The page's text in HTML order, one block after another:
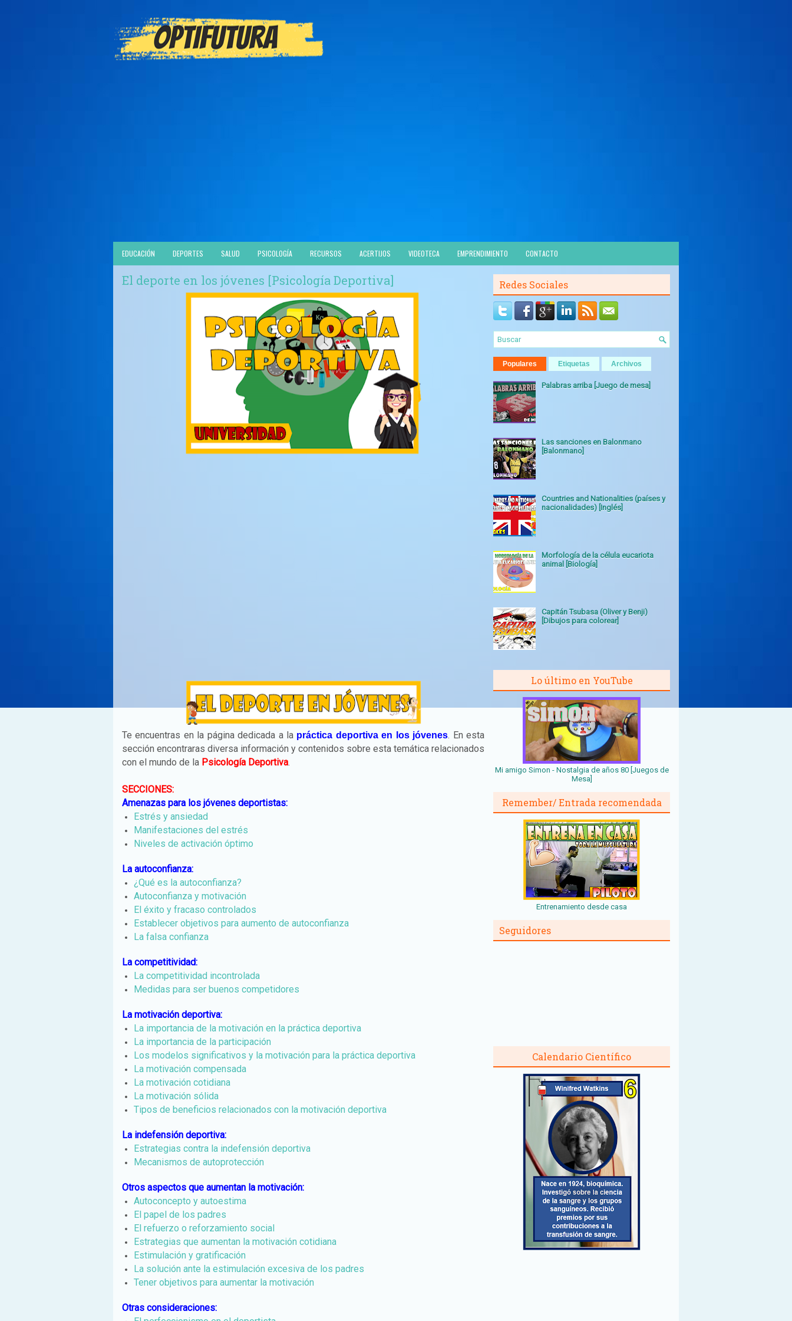
EDUCACIÓN DEPORTES SALUD PSICOLOGÍA RECURSOS ACERTIJOS VIDEOTECA EMPRENDIMIENTO CONTACTO
El deporte en los jóvenes [Psicología Deportiva]
Te encuentras en la página dedicada a la práctica deportiva en los jóvenes. En esta
sección encontraras diversa información y contenidos sobre esta temática relacionados
con el mundo de la Psicología Deportiva.
SECCIONES:
Amenazas para los jóvenes deportistas:
Estrés y ansiedad
Manifestaciones del estrés
Niveles de activación óptimo
La autoconfianza:
¿Qué es la autoconfianza?
Autoconfianza y motivación
El éxito y fracaso controlados
Establecer objetivos para aumento de autoconfianza
La falsa confianza
La competitividad:
La competitividad incontrolada
Medidas para ser buenos competidores
La motivación deportiva:
La importancia de la motivación en la práctica deportiva
La importancia de la participación
Los modelos significativos y la motivación para la práctica deportiva
La motivación compensada
La motivación cotidiana
La motivación sólida
Tipos de beneficios relacionados con la motivación deportiva
La indefensión deportiva:
Estrategias contra la indefensión deportiva
Mecanismos de autoprotección
Otros aspectos que aumentan la motivación:
Autoconcepto y autoestima
El papel de los padres
El refuerzo o reforzamiento social
Estrategias que aumentan la motivación cotidiana
Estimulación y gratificación
La solución ante la estimulación excesiva de los padres
Tener objetivos para aumentar la motivación
Otras consideraciones:
Redes Sociales
Populares Etiquetas Archivos
Palabras arriba [Juego de mesa]
Las sanciones en Balonmano
[Balonmano]
Countries and Nationalities (países y
nacionalidades) [Inglés]
Morfología de la célula eucariota
animal [Biología]
Capitán Tsubasa (Oliver y Benji)
[Dibujos para colorear]
Lo último en YouTube
Mi amigo Simon - Nostalgia de años 80 [Juegos de
Mesa]
Remember/ Entrada recomendada
Entrenamiento desde casa
Seguidores
Calendario Científico